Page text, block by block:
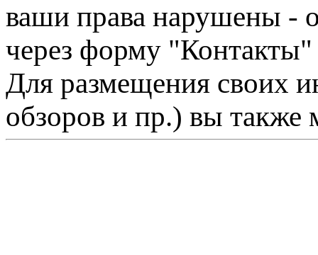
ваши права нарушены -
через форму "Контакты"
Для размещения своих
обзоров и пр.) вы также